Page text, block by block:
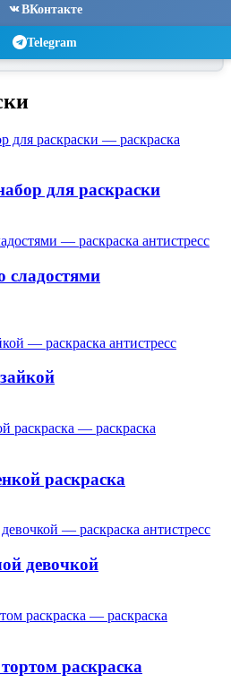
ВКонтакте
Telegram
для раскраски
раскраска
девочкой
раскраска